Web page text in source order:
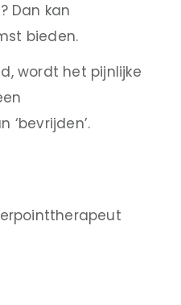
Dan kan
bieden.
wordt het pijnlijke